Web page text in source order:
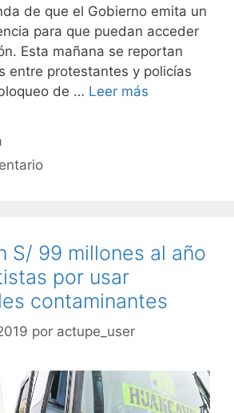
de que el Gobierno emita un
para que puedan acceder
Esta mañana se reportan
entre protestantes y policías
de … Leer más
S/ 99 millones al año
por usar
contaminantes
por actupe_user